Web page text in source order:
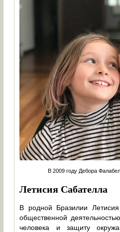
В 2009 году Дебора
Летисия Сабателла
В родной Бразилии
общественной
человека и защиту